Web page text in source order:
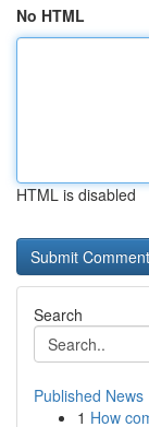
No HTML
HTML is disabled
Search
Published News
1 How